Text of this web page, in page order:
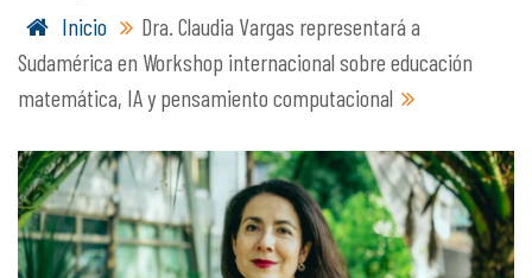
Inicio
Dra. Claudia Vargas representará a
Sudamérica en Workshop internacional sobre educación
matemática, IA y pensamiento computacional